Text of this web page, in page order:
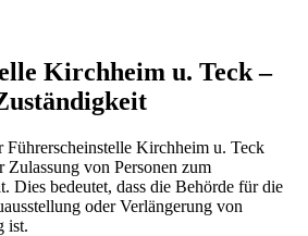
Kirchheim u. Teck –
Führerscheinstelle Kirchheim u. Teck
Zulassung von Personen zum
Dies bedeutet, dass die Behörde für die
oder Verlängerung von
ist.